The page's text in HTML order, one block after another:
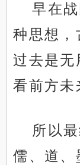
早在
种思想，
过去是无
看前方未
所以
儒、道、